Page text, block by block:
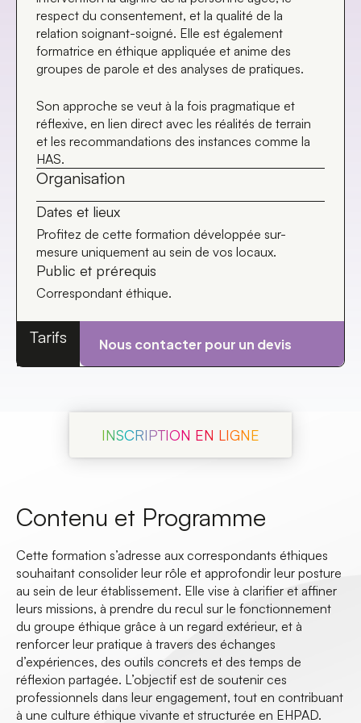
respect du consentement, et la qualité de la
relation soignant-soigné. Elle est également
formatrice en éthique appliquée et anime des
groupes de parole et des analyses de pratiques.
Son approche se veut à la fois pragmatique et
réflexive, en lien direct avec les réalités de terrain
et les recommandations des instances comme la
HAS.
Organisation
Dates et lieux
Profitez de cette formation développée sur-
mesure uniquement au sein de vos locaux.
Public et prérequis
Correspondant éthique.
Tarifs Nous contacter pour un devis
INSCRIPTION EN LIGNE
Contenu et Programme
Cette formation s’adresse aux correspondants éthiques
souhaitant consolider leur rôle et approfondir leur posture
au sein de leur établissement. Elle vise à clarifier et affiner
leurs missions, à prendre du recul sur le fonctionnement
du groupe éthique grâce à un regard extérieur, et à
renforcer leur pratique à travers des échanges
d’expériences, des outils concrets et des temps de
réflexion partagée. L’objectif est de soutenir ces
professionnels dans leur engagement, tout en contribuant
à une culture éthique vivante et structurée en EHPAD.